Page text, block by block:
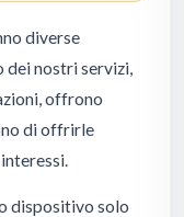
diverse
dei nostri servizi,
offrono
di offrirle
dispositivo solo